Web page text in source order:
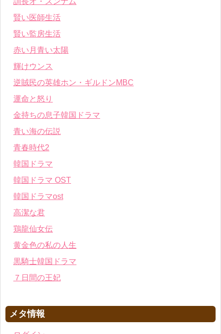
賢い医師生活
賢い監房生活
赤い月青い太陽
輝けウンス
逆賊民の英雄ホン・ギルドンMBC
運命と怒り
金持ちの息子韓国ドラマ
青い海の伝説
青春時代2
韓国ドラマ
韓国ドラマ OST
韓国ドラマost
高潔な君
鶏龍仙女伝
黄金色の私の人生
黒騎士韓国ドラマ
７日間の王妃
メタ情報